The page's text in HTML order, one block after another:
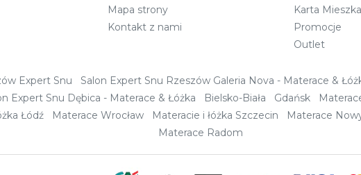
Mapa strony
Kontakt z nami
Karta
Promocje
Outlet
Expert Snu Salon Expert Snu Rzeszów Galeria Nova - Materace &
Expert Snu Dębica - Materace & Łóżka Bielsko-Biała Gdańsk
Łódź Materace Wrocław Materacie i łóżka Szczecin Materace
Materace Radom